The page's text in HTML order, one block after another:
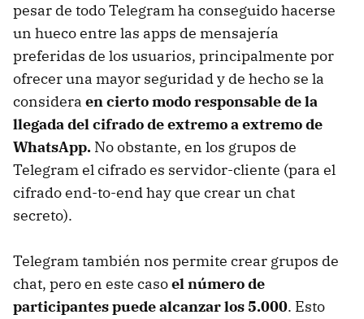
pesar de todo Telegram ha conseguido hacerse
un hueco entre las apps de mensajería
preferidas de los usuarios, principalmente por
ofrecer una mayor seguridad y de hecho se la
considera en cierto modo responsable de la
llegada del cifrado de extremo a extremo de
WhatsApp. No obstante, en los grupos de
Telegram el cifrado es servidor-cliente (para el
cifrado end-to-end hay que crear un chat
secreto).
Telegram también nos permite crear grupos de
chat, pero en este casoel número de
participantes puede alcanzar los 5.000. Esto